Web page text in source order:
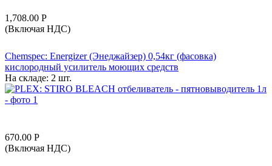
1,708.00 Р
(Включая НДС)
Chemspec: Energizer (Энеджайзер) 0,54кг (фасовка)
кислородный усилитель моющих средств
На складе: 2 шт.
670.00 Р
(Включая НДС)